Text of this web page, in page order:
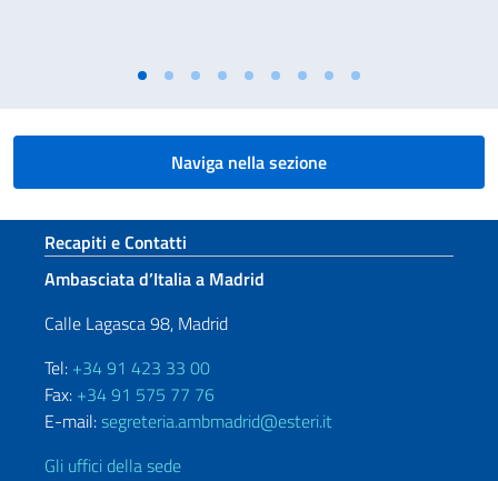
Naviga nella sezione
Sezione footer
Recapiti e Contatti
Ambasciata d’Italia a Madrid
Calle Lagasca 98, Madrid
Tel: +34 91 423 33 00
Fax: +34 91 575 77 76
E-mail:segreteria.ambmadrid@esteri.it
Gli uffici della sede